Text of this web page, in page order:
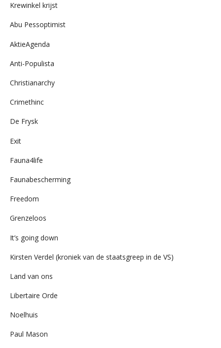
Krewinkel krijst
Abu Pessoptimist
AktieAgenda
Anti-Populista
Christianarchy
Crimethinc
De Frysk
Exit
Fauna4life
Faunabescherming
Freedom
Grenzeloos
It’s going down
Kirsten Verdel (kroniek van de staatsgreep in de VS)
Land van ons
Libertaire Orde
Noelhuis
Paul Mason